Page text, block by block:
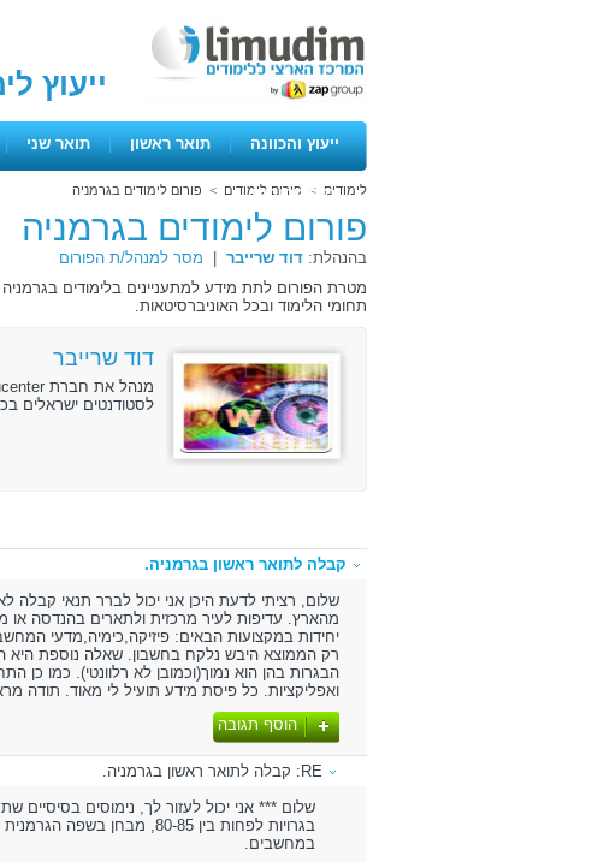
ייעוץ
ייעוץ והכוונה | תואר ראשון | תואר שני |
ימים פתוחיםלימודים > פורום לימודים > פורום לימודים בגרמניה
פורום לימודים בגרמניה
בהנהלת: דוד שרייבר
מסר למנהל/ת הפורום
מטרת הפורום לתת מידע למתעניינים בלימודים
תחומי הלימוד ובכל האוניברסיטאות.
דוד שרייבר
לסטודנטים ישראלים
קבלה לתואר ראשון בגרמניה.
שלום, רציתי לדעת היכן אני יכול לברר תנאי קבלה
רק הממוצא היבש נלקח בחשבון. שאלה נוספת היא
הבגרות בהן הוא נמוך(וכמובן לא רלוונטי). כמו כן
ואפליקציות. כל פיסת מידע תועיל לי מאוד. תודה
הוסף תגובה
RE: קבלה לתואר ראשון בגרמניה.
שלום *** אני יכול לעזור לך, נימוסים
בגרויות לפחות בין 80-85,
במחשבים.